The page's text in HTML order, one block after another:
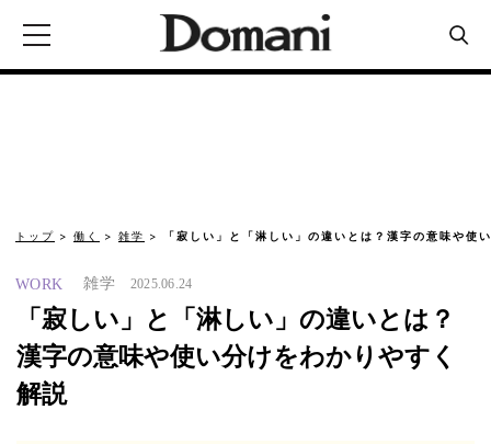
トップ 働く 雑学 「寂しい」と「淋しい」の違いとは？漢字の意味や使
WORK 雑学 2025.06.24
「寂しい」と「淋しい」の違いとは？
漢字の意味や使い分けをわかりやすく
解説